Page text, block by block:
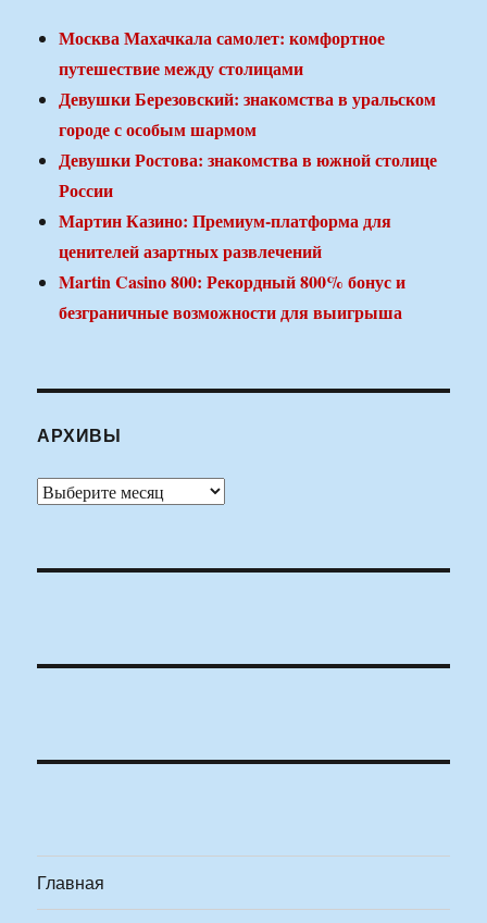
Москва Махачкала самолет: комфортное
путешествие между столицами
Девушки Березовский: знакомства в уральском
городе с особым шармом
Девушки Ростова: знакомства в южной столице
России
Мартин Казино: Премиум-платформа для
ценителей азартных развлечений
Martin Casino 800: Рекордный 800% бонус и
безграничные возможности для выигрыша
АРХИВЫ
Архивы
Главная